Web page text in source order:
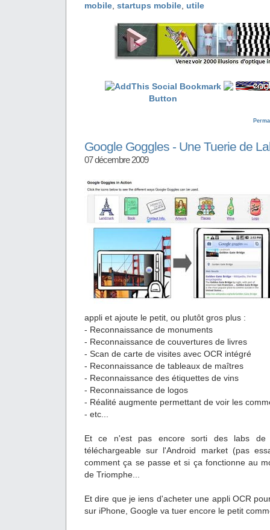
mobile startups mobile utile
Google Goggles - Une Tuerie de
07 décembre 2009
appli et ajoute le petit, ou plutôt gros plus :
- Reconnaissance de monuments
- Reconnaissance de couvertures de livres
- Scan de carte de visites avec OCR intégré
- Reconnaissance de tableaux de maîtres
- Reconnaissance des étiquettes de vins
- Reconnaissance de logos
- Réalité augmente permettant de voir les
- etc...
Et ce n'est pas encore sorti des labs de
téléchargeable sur l'Android market (pas
comment ça se passe et si ça fonctionne au
de Triomphe...
Et dire que je iens d'acheter une appli OCR
sur iPhone, Google va tuer encore le petit